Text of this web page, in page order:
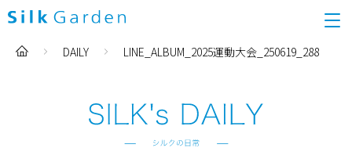
DAILY LINE_ALBUM_2025運動大会_250619_288